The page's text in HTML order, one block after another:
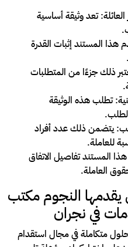
تعد وثيقة أساسية
هذا المستند إثبات القدرة
ذلك جزءًا من المتطلبات
تطلب هذه الوثيقة
يتضمن ذلك عدد أفراد
للعاملة.
المستند تفاصيل الاتفاق
العاملة.
النجوم مكتب
في نجران
متكاملة في مجال استقدام